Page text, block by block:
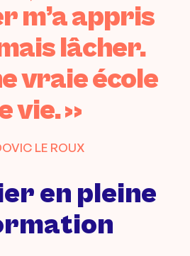
m’a appris
lâcher.
vraie école
vie. »
LE ROUX
en pleine